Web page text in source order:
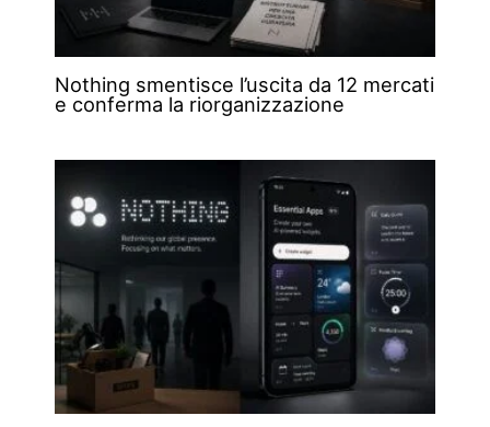
Nothing smentisce l’uscita da 12 mercati
e conferma la riorganizzazione